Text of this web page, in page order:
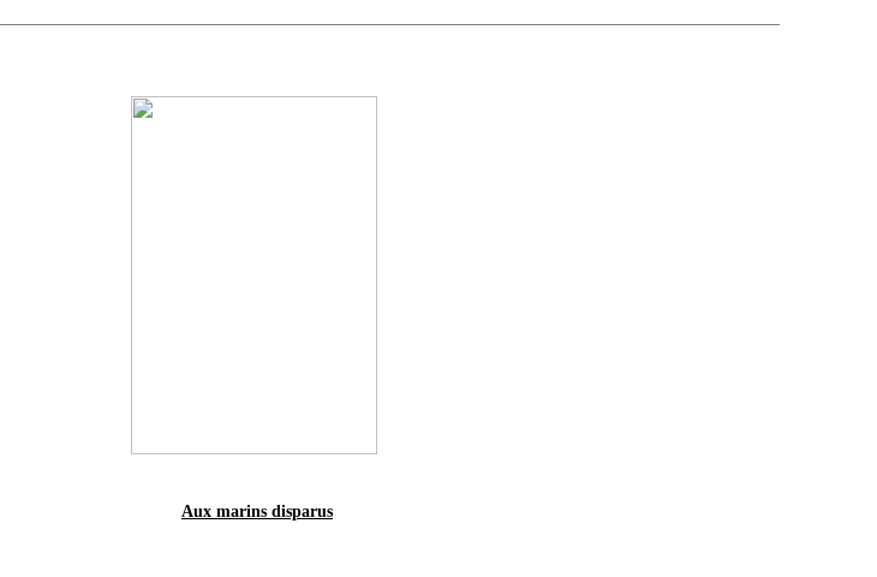
Aux marins disparus